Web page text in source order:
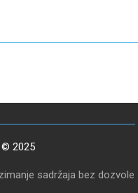
2025
sadržaja bez dozvole